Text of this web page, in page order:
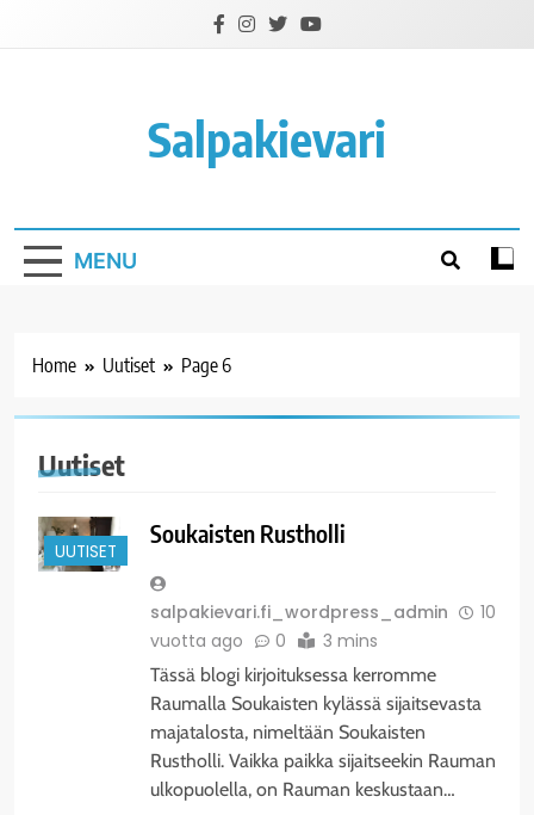
Salpakievari
MENU
Home Uutiset Page 6
Uutiset
UUTISET
Soukaisten Rustholli
salpakievari.fi_wordpress_admin
10
vuotta ago
0 3 mins
Tässä blogi kirjoituksessa kerromme
Raumalla Soukaisten kylässä sijaitsevasta
majatalosta, nimeltään Soukaisten
Rustholli. Vaikka paikka sijaitseekin Rauman
ulkopuolella, on Rauman keskustaan…